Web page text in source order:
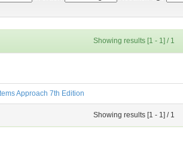
Showing results [1 - 1] / 1
Approach 7th Edition
Showing results [1 - 1] / 1